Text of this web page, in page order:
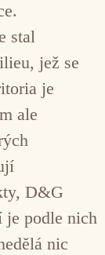
stal
jež se
je
ale
D&G
je podle nich
nic